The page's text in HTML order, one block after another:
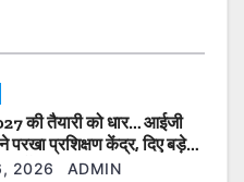
की तैयारी को धार… आईजी
परखा प्रशिक्षण केंद्र, दिए बड़े
2026 ADMIN